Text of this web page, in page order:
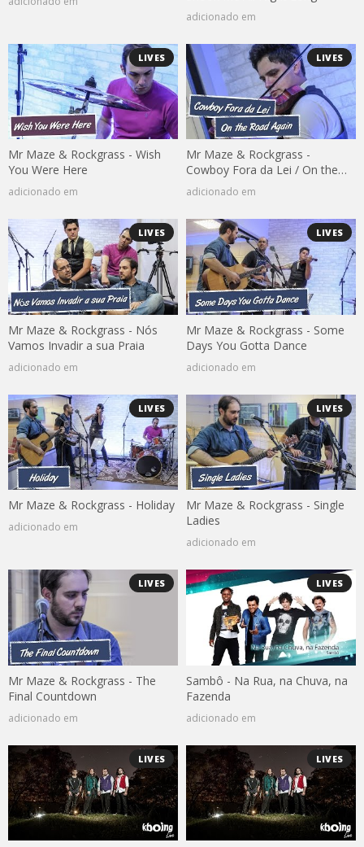
adicionado em
LIVES
Mr Maze & Rockgrass - Wish
You Were Here
adicionado em
LIVES
Mr Maze & Rockgrass -
Cowboy Fora da Lei / On the
Road Again
adicionado em
LIVES
Mr Maze & Rockgrass - Nós
Vamos Invadir a sua Praia
adicionado em
LIVES
Mr Maze & Rockgrass - Some
Days You Gotta Dance
adicionado em
LIVES
Mr Maze & Rockgrass - Holiday
adicionado em
LIVES
Mr Maze & Rockgrass - Single
Ladies
adicionado em
LIVES
Mr Maze & Rockgrass - The
Final Countdown
adicionado em
LIVES
Sambô - Na Rua, na Chuva, na
Fazenda
adicionado em
LIVES LIVES